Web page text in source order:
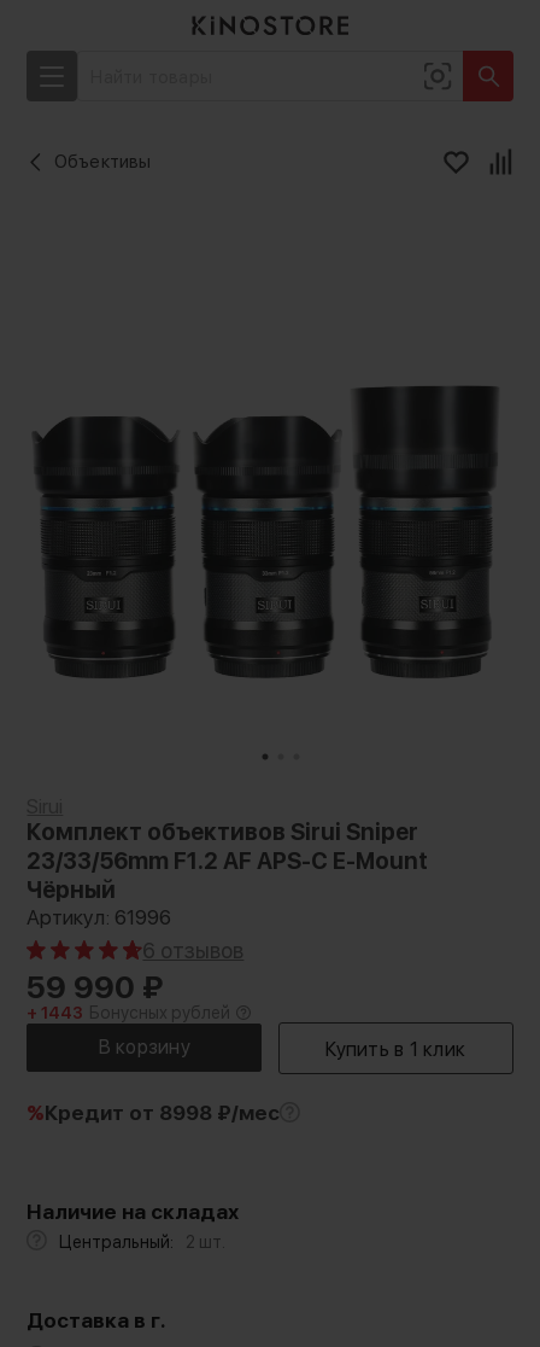
Объективы
Комплект объективов Sirui Sniper
23/33/56mm F1.2 AF APS-C E-Mount
Чёрный
Артикул: 61996
6 отзывов
59 990 ₽
+ 1443 Бонусных рублей
%Кредит от 8998 ₽/мес
Наличие на складах
Центральный: 2 шт.
Доставка в г.